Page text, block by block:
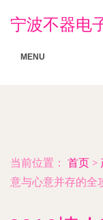
宁波不器电
MENU
当前位置： 首页 >
意与心意并存的全